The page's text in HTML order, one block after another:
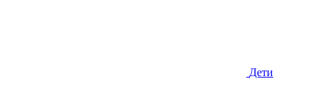
Дети